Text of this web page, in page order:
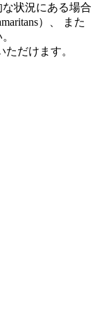
状況にある場合
）、
また
だけます。